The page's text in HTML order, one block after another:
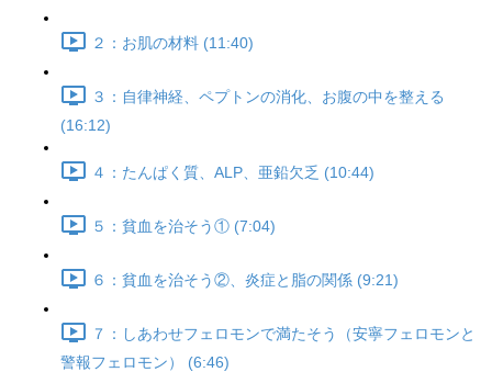
２：お肌の材料 (11:40)
３：自律神経、ペプトンの消化、お腹の中を整える
(16:12)
４：たんぱく質、ALP、亜鉛欠乏 (10:44)
５：貧血を治そう① (7:04)
６：貧血を治そう②、炎症と脂の関係 (9:21)
７：しあわせフェロモンで満たそう（安寧フェロモンと
警報フェロモン） (6:46)